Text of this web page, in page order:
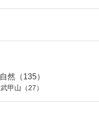
自然（135）
武甲山（27）